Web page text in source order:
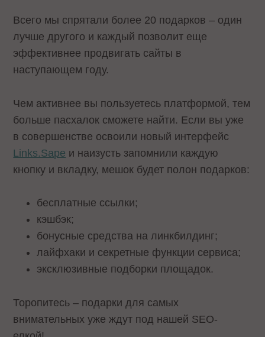
Всего мы спрятали более 20 подарков – один
лучше другого и каждый позволит еще
эффективнее продвигать сайты в
наступающем году.
Чем активнее вы пользуетесь платформой, тем
больше пасхалок сможете найти. Если вы уже
в совершенстве освоили новый интерфейс
Links.Sape и наизусть запомнили каждую
кнопку и вкладку, мешок будет полон подарков:
бесплатные ссылки;
кэшбэк;
бонусные средства на линкбилдинг;
лайфхаки и секретные функции сервиса;
эксклюзивные подборки площадок.
Торопитесь – подарки для самых
внимательных уже ждут под нашей SEO-